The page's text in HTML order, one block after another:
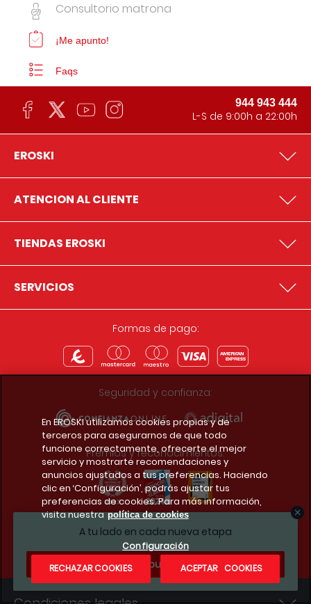
A tu lado en cada nueva etapa
¿Te apuntas?
Consultorio matrona
¡Me apunto!
Faqs
944 943 444
L-S de 9:00h a 22:00h
EROSKI
ATENCION AL CLIENTE
TIENDAS EROSKI
SERVICIOS
Formas de pago:
Seguridad y confianza:
Premios y reconocimientos:
Descarga la app del club
En EROSKI utilizamos cookies propias y de
terceros para asegurarnos de que todo
funcione correctamente, ofrecerte el mejor
servicio y mostrarte recomendaciones y
anuncios ajustados a tus preferencias. Haciendo
clic en ‘Configuración’, podrás ajustar tus
preferencias de cookies. Para más información,
visita nuestra política de cookies
Configuración
RECHAZAR COOKIES
ACEPTAR COOKIES